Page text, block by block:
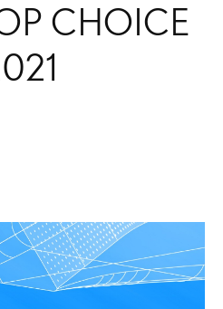
CHOICE